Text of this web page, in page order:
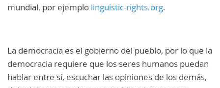
mundial, por ejemplo linguistic-rights.org.
La democracia es el gobierno del pueblo, por lo que la
democracia requiere que los seres humanos puedan
hablar entre sí, escuchar las opiniones de los demás,